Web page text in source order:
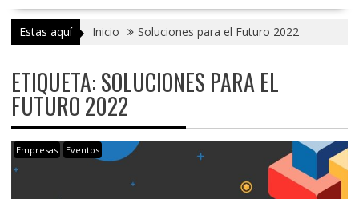
Estas aquí Inicio Soluciones para el Futuro 2022
ETIQUETA:SOLUCIONES PARA EL
FUTURO 2022
Empresas Eventos